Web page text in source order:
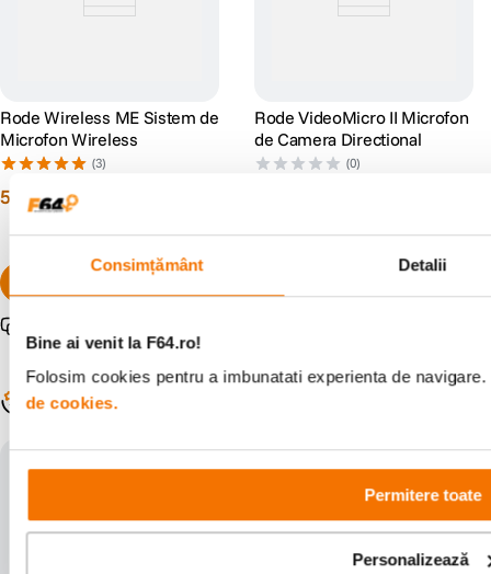
Consimțământ Detalii
Bine ai venit la F64.ro!
Folosim cookies pentru a imbunatati experienta de
de cookies.
Permitere toate
Personalizează
Rode Wireless ME Sistem de
Microfon Wireless
(3)
599 lei
Rode VideoMicro II Microfon
de Camera Directional
(0)
Populare în aceeași categorie